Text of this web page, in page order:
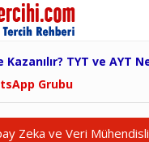
TYT ve AYT
Grubu
Zeka ve Veri